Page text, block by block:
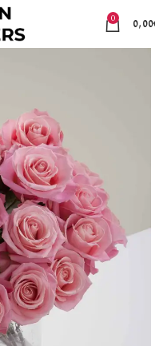
0
0,00